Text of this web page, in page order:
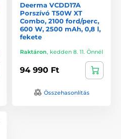
Deerma VCDD17A
Porszívó T50W XT
Combo, 2100 ford/perc,
600 W, 2500 mAh, 0,8 l,
fekete
Raktáron, kedden 8. 11. Önnél
94 990 Ft
Összehasonlítás